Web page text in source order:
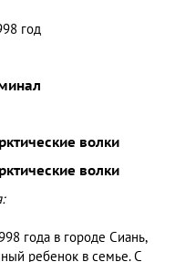
год
волки
волки
года в городе Сиань,
ребенок в семье. С